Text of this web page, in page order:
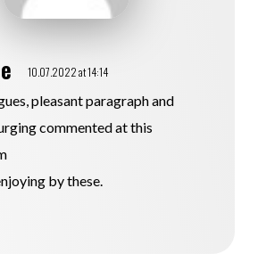
10.07.2022 at 14:14
pleasant paragraph and
commented at this
by these.